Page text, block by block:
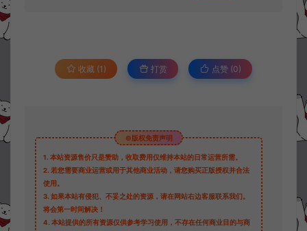
收藏 (1) 打赏 点赞 (0)
©版权免责声明
1. 本站资源售价只是赞助，收取费用仅维持本站的日常运营所需。
2. 若您需要商业运营或用于其他商业活动，请您购买正版授权并合法
使用。
3. 如果本站有侵犯、不妥之处的资源，请在网站右边客服联系我们。
将会第一时间解决！
4. 本站提供的所有资源仅供参考学习使用，不存在任何商业目的与商